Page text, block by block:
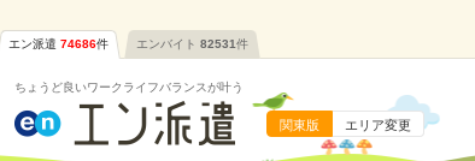
エン派遣 74686件 エンバイト 82531件
ちょうど良いワークライフバランスが叶う
関東版 エリア変更